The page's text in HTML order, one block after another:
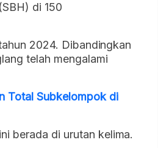
di 150
2024. Dibandingkan
telah mengalami
Total Subkelompok di
berada di urutan kelima.